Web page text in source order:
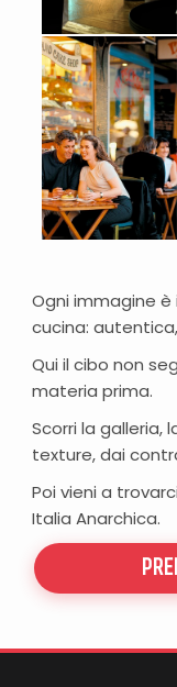
Ogni immagine
cucina:
Qui il cibo non
materia prima.
Scorri la galleria,
texture, dai
Poi vieni a
Italia Anarchica.